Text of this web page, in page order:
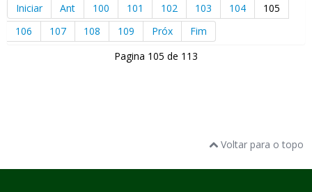
Iniciar Ant 100 101 102 103 104
105
106
107 108 109 Próx
Fim
Pagina 105 de 113
Voltar para o topo